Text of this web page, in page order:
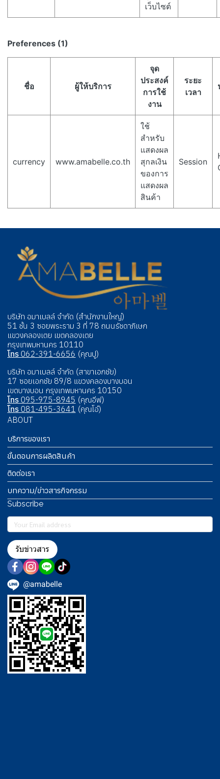
เว็บไซต์
Preferences (1)
ชื่อ ผู้ให้บริการ
จุด
ประสงค์
การใช้
งาน
ระยะ
เวลา
currency www.amabelle.co.th
ใช้
สำหรับ
แสดงผล
สุกลเงิน
ของการ
แสดงผล
สินค้า
Session
บริษัท อมาเบลล์ จำกัด (สำนักงานใหญ่)
51 ชั้น 3 ซอยพระราม 3 ที่ 78 ถนนรัชดาภิเษก
แขวงคลองเตย เขตคลองเตย
กรุงเทพมหานคร 10110
โทร 062-391-6656 (คุณปู)
บริษัท อมาเบลล์ จำกัด (สาขาเอกชัย)
17 ซอยเอกชัย 89/8 แขวงคลองบางบอน
เขตบางบอน กรุงเทพมหานคร 10150
โทร 095-975-8945 (คุณอีฟ)
โทร 081-495-3641 (คุณโอ๋)
ABOUT
บริการของเรา
ขั้นตอนการผลิตสินค้า
ติดต่อเรา
บทความ/ข่าวสารกิจกรรม
Subscribe
รับข่าวสาร
@amabelle